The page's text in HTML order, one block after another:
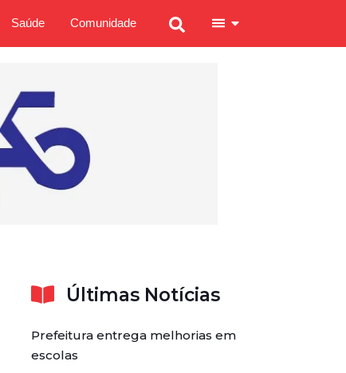
Saúde Comunidade
Últimas Notícias
Prefeitura entrega melhorias em
escolas